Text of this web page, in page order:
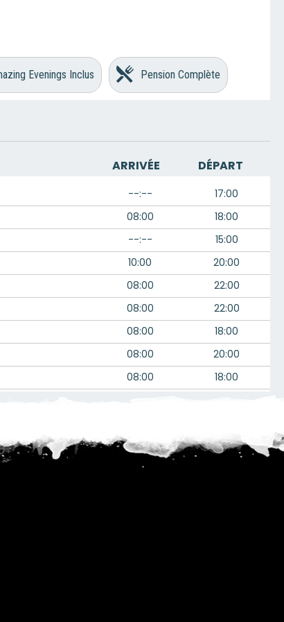
Evenings Inclus Pension Complète
ARRIVÉE DÉPART
--:-- 17:00
08:00 18:00
--:-- 15:00
10:00 20:00
08:00 22:00
08:00 22:00
08:00 18:00
08:00 20:00
08:00 18:00